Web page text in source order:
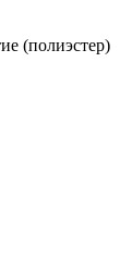
(полиэстер)